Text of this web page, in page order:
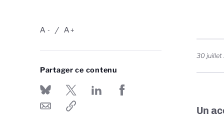
-
A +
A
Partager ce contenu
30 juillet
Un